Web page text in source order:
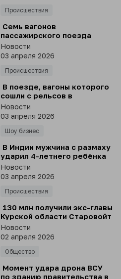
Происшествия
⁣ Семь вагонов
пассажирского поезда
Москва-Челябинск сошли с
рельсов в Ульяновской
области
Новости
03 апреля 2026
Происшествия
⁣ В поезде, вагоны которого
сошли с рельсов в
Ульяновской области, ехала
солистка группы «Демо»
Любовь Толкунова
Новости
03 апреля 2026
Шоу бизнес
⁣ В Индии мужчина с размаху
ударил 4-летнего ребёнка
головой о землю
Новости
03 апреля 2026
Происшествия
⁣ 130 млн получили экс-главы
Курской области Старовойт
и Смирнов от
строительства
фортификаций в регионе и
восстановления ДНР
Новости
02 апреля 2026
Общество
⁣ Момент удара дрона ВСУ
по зданию правительства в